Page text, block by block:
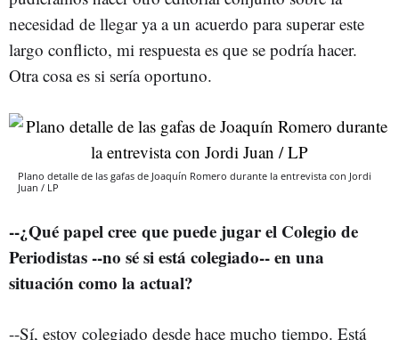
necesidad de llegar ya a un acuerdo para superar este
largo conflicto, mi respuesta es que se podría hacer.
Otra cosa es si sería oportuno.
Plano detalle de las gafas de Joaquín Romero durante la entrevista con Jordi
Juan / LP
--¿Qué papel cree que puede jugar el Colegio de
Periodistas --no sé si está colegiado-- en una
situación como la actual?
--Sí, estoy colegiado desde hace mucho tiempo. Está